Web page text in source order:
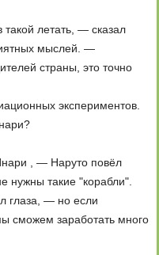
летать, — сказал
мыслей. —
страны, это точно
экспериментов.
, — Наруто повёл
такие "корабли".
глаза, — но если
сможем заработать много